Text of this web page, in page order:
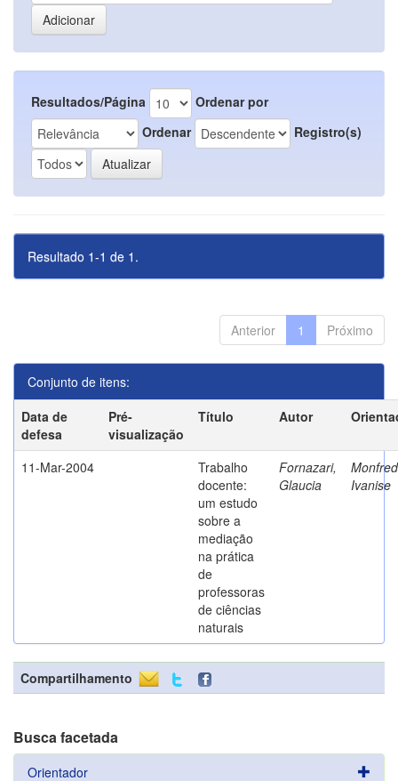
Resultados/Página
Ordenar por
Ordenar
Registro(s)
Resultado 1-1 de 1.
Anterior 1 Próximo
Conjunto de itens:
Data de
defesa
Pré-
visualização
Título Autor
11-Mar-2004
Trabalho
docente:
um estudo
sobre a
mediação
na prática
de
professoras
de ciências
naturais
Fornazari,
Glaucia
Ivanise
Compartilhamento
Busca facetada
Orientador